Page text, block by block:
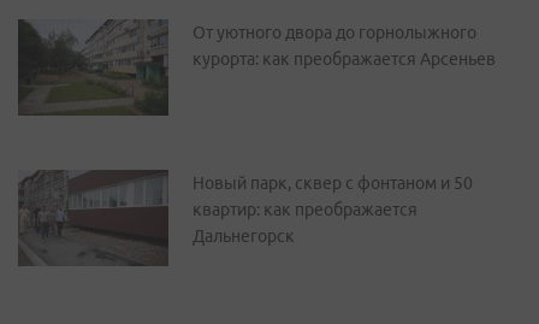
От уютного двора до горнолыжного
курорта: как преображается Арсеньев
Новый парк, сквер с фонтаном и 50
квартир: как преображается
Дальнегорск